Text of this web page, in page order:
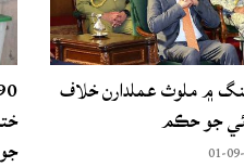
۾ ملوث عملدارن خلاف
جو حڪم
01-